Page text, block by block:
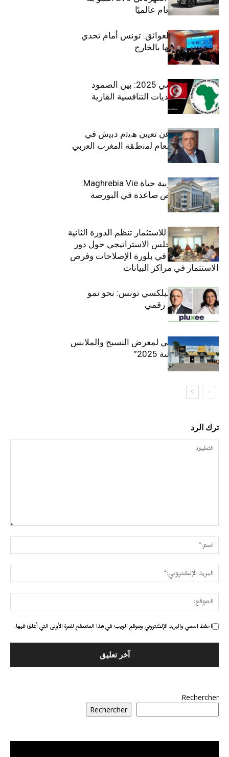
بلقب سيارة العام عالميًا
بين الطموح والعوائق: تونس أمام تحدي
استعادة كفاءاتها بالخارج
الاقتصاد التونسي 2025: بين الصمود
الاجتماعي وتحديات التنافسية القارية
ﺗﯾﺗرا ﺑﺎك ﺗﻌﻠن ﻋن ﺗﻌﯾﯾن ھﯾﺛم دﺑﯾش ﻓﻲ
ﻣﻧﺻب اﻟﻣدﯾر اﻟﻌﺎم ﻟﻣﻧطﻘﺔ اﻟﻣﻐرب اﻟﻌرﺑﻲ
وﻏرب أﻓرﯾﻘﯾﺎ
التأمينات المغربية حياة Maghrebia Vie:
فاعل رائد بفرص صاعدة في البورصة
(+34.8%)
الهيئة التونسية للاستثمار تنظم الدورة الثانية
والعشرين للمجلس الاستراتيجي حول دور
القطاع الخاص في بلورة الإصلاحات وفرص
الاستثمار في مراكز البيانات
قيادة مزدوجة لبلكسي تونس: نحو نمو
متسارع وتحول رقمي
الافتتاح الرسمي لمعرض النسيج والملابس
“إنترتكس سوسة 2025”
ترك الرد
احفظ اسمي والبريد الإلكتروني وموقع الويب في هذا المتصفح للمرة الأولى التي أعلق فيها.
Rechercher
Rechercher